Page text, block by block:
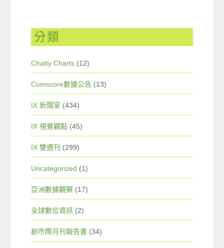
分類
Chatty Charts (12)
Comscore數據公告 (13)
IX 新聞室 (434)
IX 視覺觀點 (45)
IX 雙週刊 (299)
Uncategorized (1)
亞洲數據觀察 (17)
全球數位資訊 (2)
創市際月刊報告書 (34)